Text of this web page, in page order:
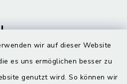
wir auf dieser Website
es uns ermöglichen besser zu
genutzt wird. So können wir